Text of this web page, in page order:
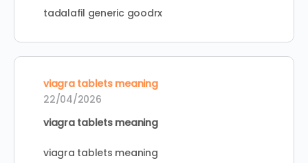
tadalafil generic goodrx
viagra tablets meaning
22/04/2026
viagra tablets meaning
viagra tablets meaning